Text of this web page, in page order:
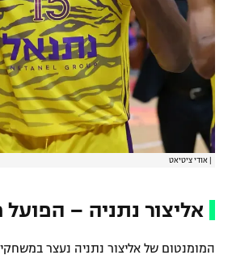
תגיות
המגזין
אודי ציטיאט
אליצור נתניה – הפועל
המומנטום של אליצור נתניה נעצר